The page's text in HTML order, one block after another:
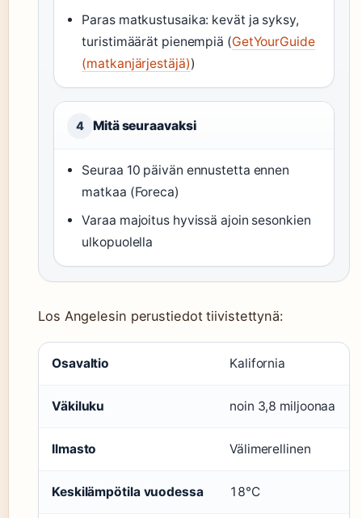
Paras matkustusaika: kevät ja syksy,
turistimäärät pienempiä (GetYourGuide
(matkanjärjestäjä))
4 Mitä seuraavaksi
Seuraa 10 päivän ennustetta ennen
matkaa (Foreca)
Varaa majoitus hyvissä ajoin sesonkien
ulkopuolella
Los Angelesin perustiedot tiivistettynä:
Los Angelesin perustiedot
Osavaltio Kalifornia
Väkiluku noin 3,8 miljoonaa
Ilmasto Välimerellinen
Keskilämpötila vuodessa 18°C